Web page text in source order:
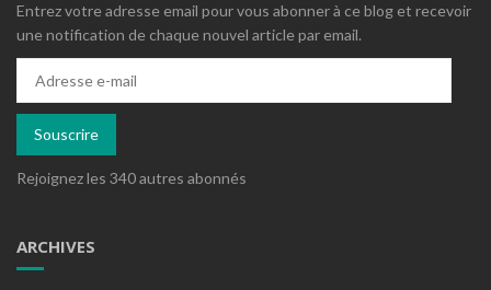
Entrez votre adresse email pour vous abonner à ce blog et recevoir
une notification de chaque nouvel article par email.
mail
Souscrire
Rejoignez les 340 autres abonnés
ARCHIVES